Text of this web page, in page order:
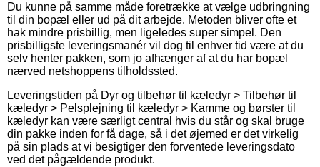
Du kunne på samme måde foretrække at vælge udbringning
til din bopæl eller ud på dit arbejde. Metoden bliver ofte et
hak mindre prisbillig, men ligeledes super simpel. Den
prisbilligste leveringsmanér vil dog til enhver tid være at du
selv henter pakken, som jo afhænger af at du har bopæl
nærved netshoppens tilholdssted.
Leveringstiden på Dyr og tilbehør til kæledyr > Tilbehør til
kæledyr > Pelsplejning til kæledyr > Kamme og børster til
kæledyr kan være særligt central hvis du står og skal bruge
din pakke inden for få dage, så i det øjemed er det virkelig
på sin plads at vi besigtiger den forventede leveringsdato
ved det pågældende produkt.